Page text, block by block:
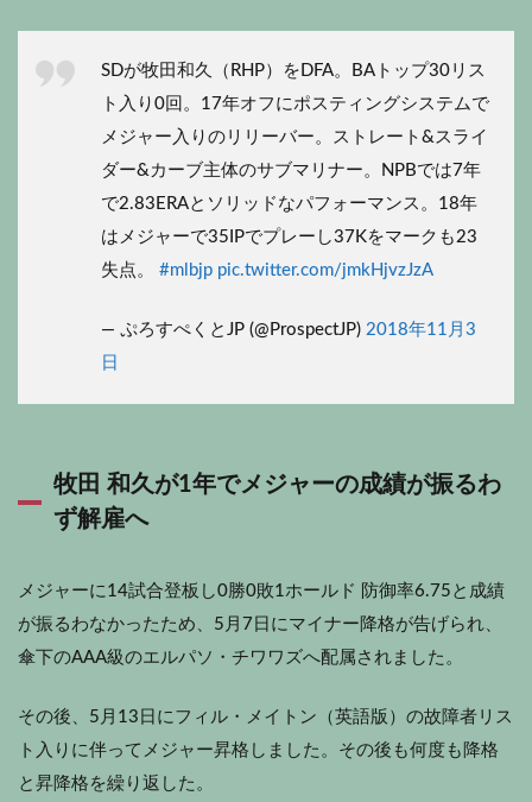
SDが牧田和久（RHP）をDFA。BAトップ30リス
ト入り0回。17年オフにポスティングシステムで
メジャー入りのリリーバー。ストレート&スライ
ダー&カーブ主体のサブマリナー。NPBでは7年
で2.83ERAとソリッドなパフォーマンス。18年
はメジャーで35IPでプレーし37Kをマークも23
失点。 #mlbjp pic.twitter.com/jmkHjvzJzA
— ぷろすぺくとJP (@ProspectJP) 2018年11月3
日
牧田 和久が1年でメジャーの成績が振るわ
ず解雇へ
メジャーに14試合登板し0勝0敗1ホールド 防御率6.75と成績
が振るわなかったため、5月7日にマイナー降格が告げられ、
傘下のAAA級のエルパソ・チワワズへ配属されました。
その後、5月13日に フィル・メイトン （英語版） の故障者リス
ト入りに伴ってメジャー昇格しました。その後も何度も降格
と昇降格を繰り返した。